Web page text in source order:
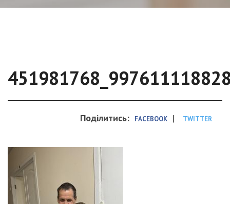
Поділитись: FACEBOOK | TWITTER